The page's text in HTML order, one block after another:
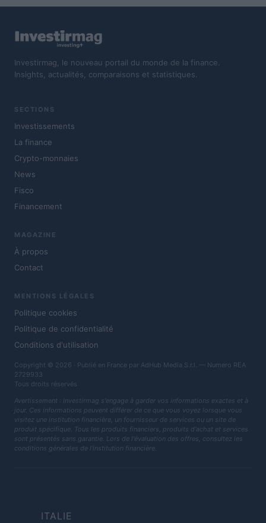
Investirmag, le nouveau portail du monde de la finance.
Insights, actualités, comparaisons et statistiques.
SECTIONS
Investissements
La finance
Crypto-monnaies
News
Fisco
Financement
MAGAZINE
À propos
Contact
MENTIONS LÉGALES
Politique cookies
Politique de confidentialité
Conditions d'utilisation
Copyright © 2026 · Publié en France par AdHub Media S.r.l. — Numero REA
2729933
Tous droits réservés
Avertissement : Investirmag s'engage à garder vos informations exactes et à
jour. Ces informations peuvent différer de ce que vous voyez lorsque vous
visitez une institution financière, un fournisseur de services ou un site de
produit spécifique. Tous les produits financiers, produits d'achat et services
sont présentés sans garantie. Lors de l'évaluation des offres, consultez les
conditions générales de l'institution financière.
ITALIE